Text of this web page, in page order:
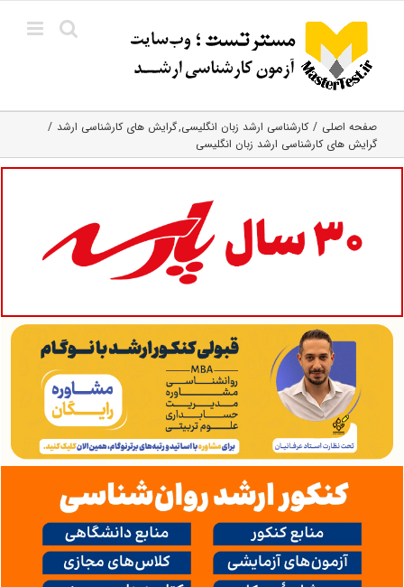
content
صفحه اصلی کارشناسی ارشد زبان انگلیسی گرایش های کارشناسی ارشد
گرایش های کارشناسی ارشد زبان انگلیسی